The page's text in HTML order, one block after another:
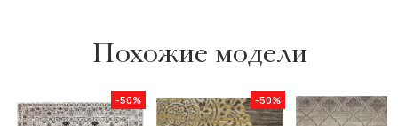
Похожие модели
-50% -50%